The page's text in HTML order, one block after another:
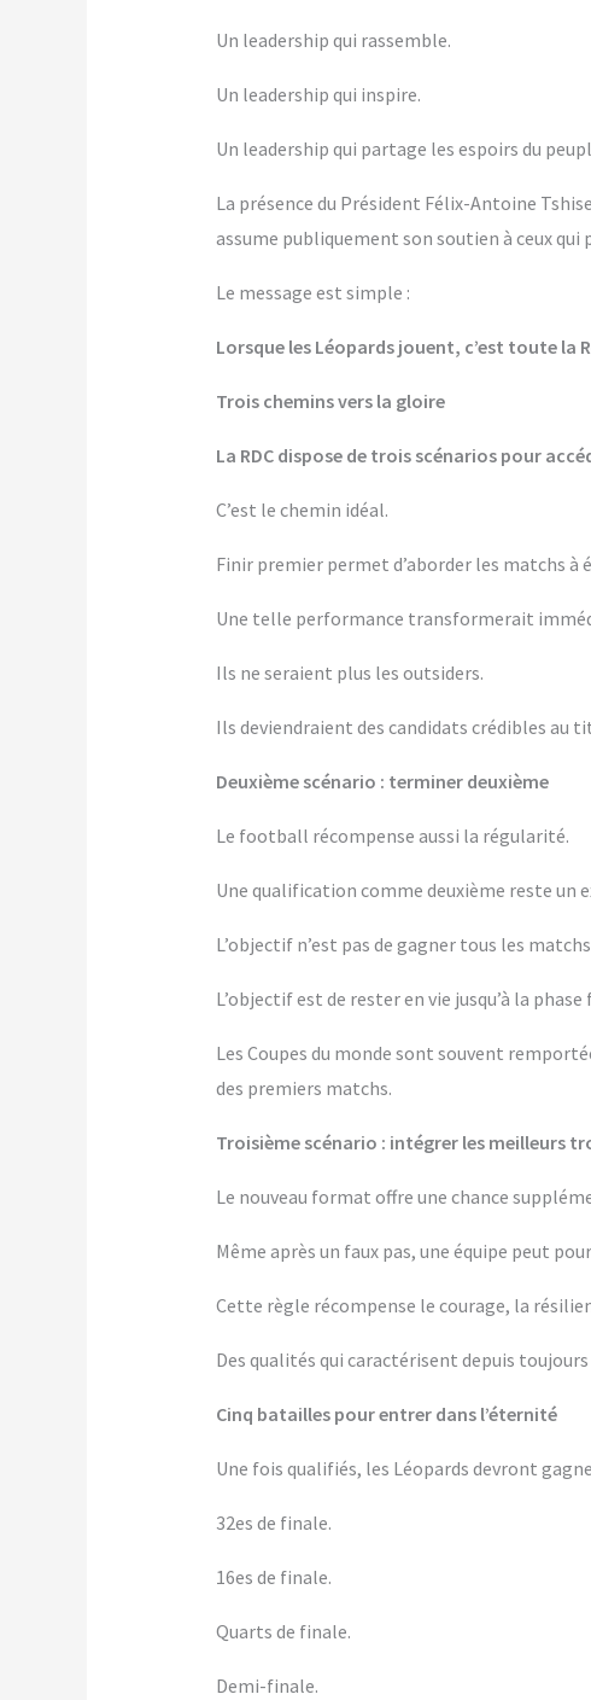
Un leadership qui rassemble.
Un leadership qui inspire.
Un leadership qui partage les espoirs du
La présence du Président Félix-Antoine
assume publiquement son soutien à ceux
Le message est simple :
Lorsque les Léopards jouent, c’est toute la
Trois chemins vers la gloire
La RDC dispose de trois scénarios pour
C’est le chemin idéal.
Finir premier permet d’aborder les matchs
Une telle performance transformerait
Ils ne seraient plus les outsiders.
Ils deviendraient des candidats crédibles au
Deuxième scénario : terminer deuxième
Le football récompense aussi la régularité.
Une qualification comme deuxième reste un
L’objectif n’est pas de gagner tous les
L’objectif est de rester en vie jusqu’à la phase
Les Coupes du monde sont souvent
des premiers matchs.
Troisième scénario : intégrer les meilleurs
Le nouveau format offre une chance
Même après un faux pas, une équipe peut
Cette règle récompense le courage, la
Des qualités qui caractérisent depuis
Cinq batailles pour entrer dans l’éternité
Une fois qualifiés, les Léopards devront
32es de finale.
16es de finale.
Quarts de finale.
Demi-finale.